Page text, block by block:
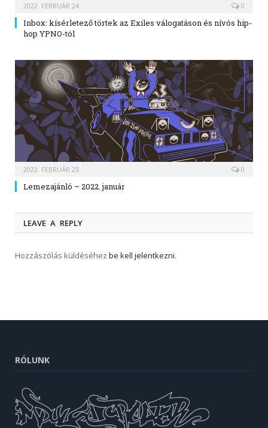
2022. FEBRUÁR 24. 0
Inbox: kísérletező törtek az Exiles válogatáson és nívós hip-
hop YPNO-tól
2022. FEBRUÁR 23. 0
Lemezajánló – 2022. január
LEAVE A REPLY
Hozzászólás küldéséhez be kell jelentkezni.
RÓLUNK